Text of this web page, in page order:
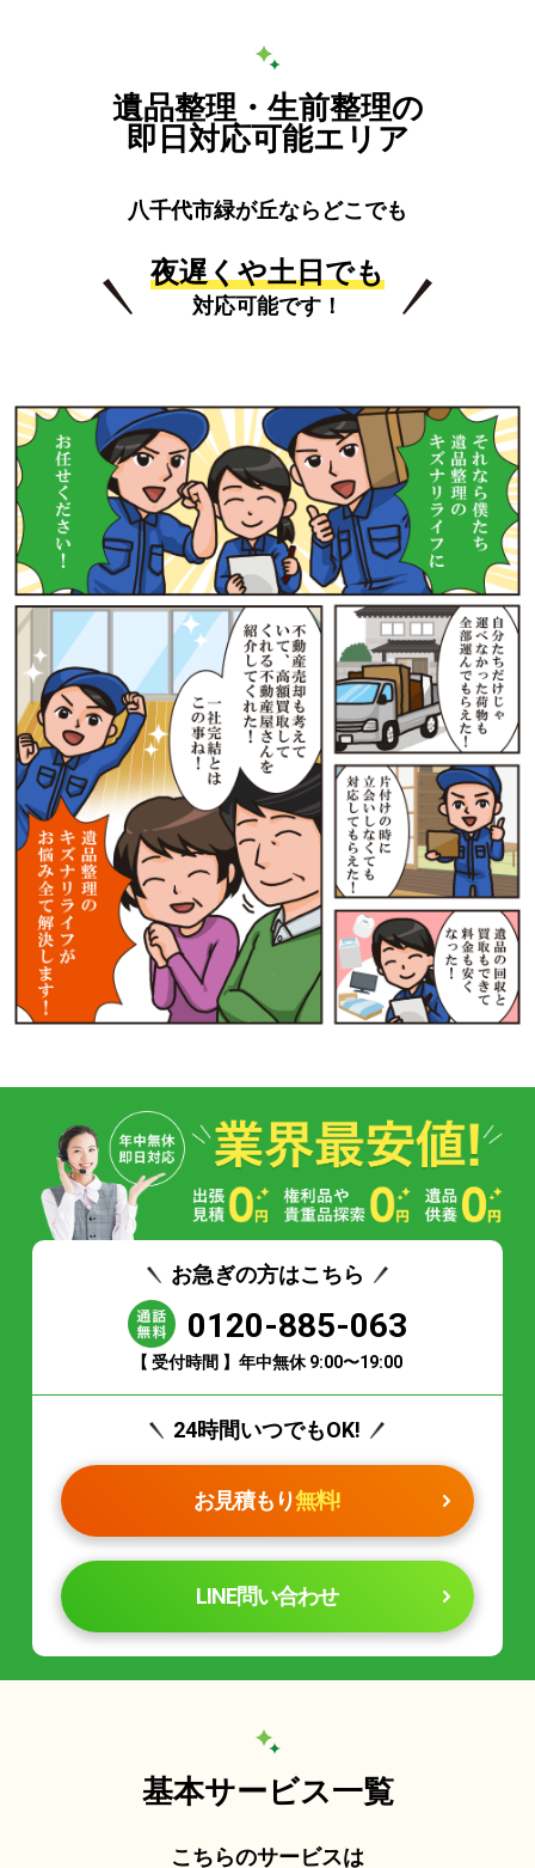
遺品整理・生前整理の
即日対応可能エリア
八千代市緑が丘ならどこでも
夜遅くや土日でも
対応可能です！
お急ぎの方はこちら
0120-885-063
【 受付時間 】年中無休 9:00〜19:00
24時間いつでもOK!
お見積もり無料!
LINE問い合わせ
基本サービス一覧
こちらのサービスは